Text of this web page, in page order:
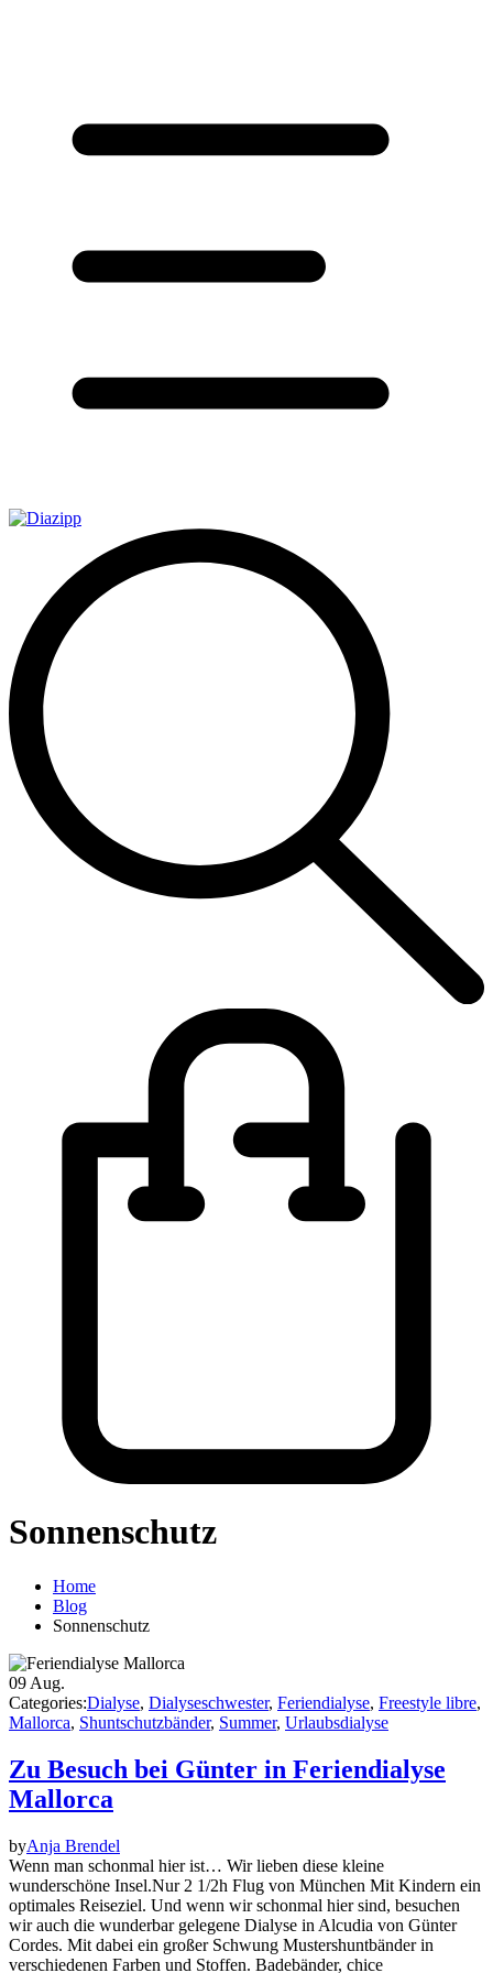
Sonnenschutz
Home
Blog
Sonnenschutz
09 Aug.
Categories:Dialyse, Dialyseschwester, Feriendialyse, Freestyle libre,
Mallorca, Shuntschutzbänder, Summer, Urlaubsdialyse
Zu Besuch bei Günter in Feriendialyse
Mallorca
byAnja Brendel
Wenn man schonmal hier ist… Wir lieben diese kleine
wunderschöne Insel.Nur 2 1/2h Flug von München Mit Kindern ein
optimales Reiseziel. Und wenn wir schonmal hier sind, besuchen
wir auch die wunderbar gelegene Dialyse in Alcudia von Günter
Cordes. Mit dabei ein großer Schwung Mustershuntbänder in
verschiedenen Farben und Stoffen. Badebänder, chice